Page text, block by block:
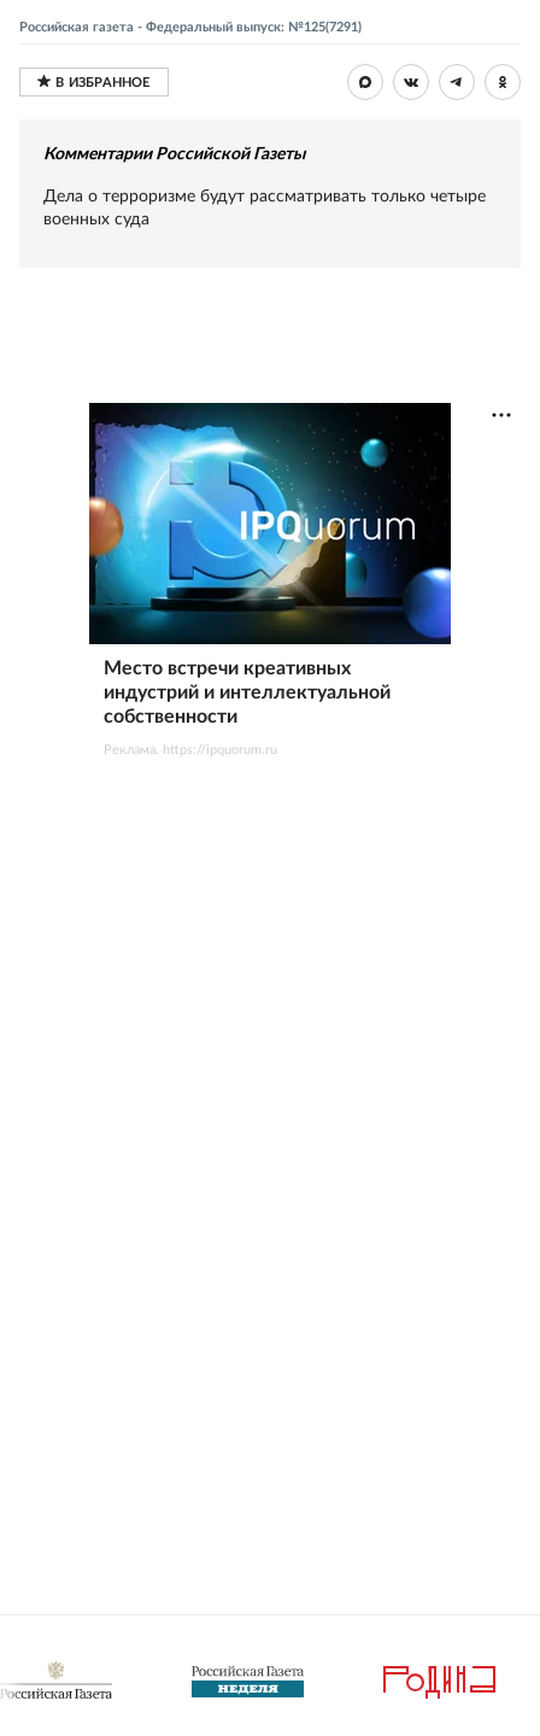
Российская газета - Федеральный выпуск: №125(7291)
Комментарии Российской Газеты
Дела о терроризме будут рассматривать только четыре
военных суда
Место встречи креативных
индустрий и интеллектуальной
собственности
Реклама. https://ipquorum.ru